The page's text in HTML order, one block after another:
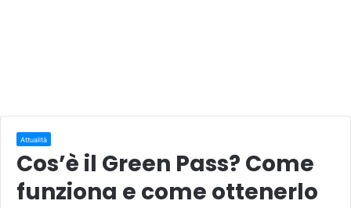
Attualità
Cos’è il Green Pass? Come
funziona e come ottenerlo